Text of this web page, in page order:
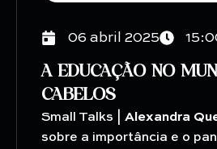
06 abril 2025
A EDUCAÇÃO NO
CABELOS
Small Talks | Alexandra
sobre a importância e o